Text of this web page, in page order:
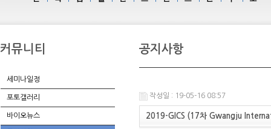
커뮤니티
세미나일정
포토갤러리
바이오뉴스
공지사항
작성일 : 19-05-16 08:57
2019-GICS (17차 Gwangju